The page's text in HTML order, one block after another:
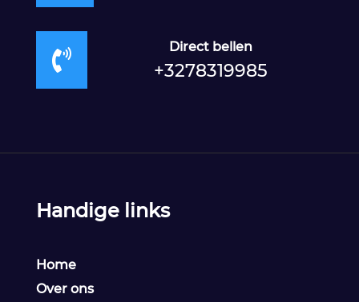

Direct bellen
+3278319985
Handige links
Home
Over ons